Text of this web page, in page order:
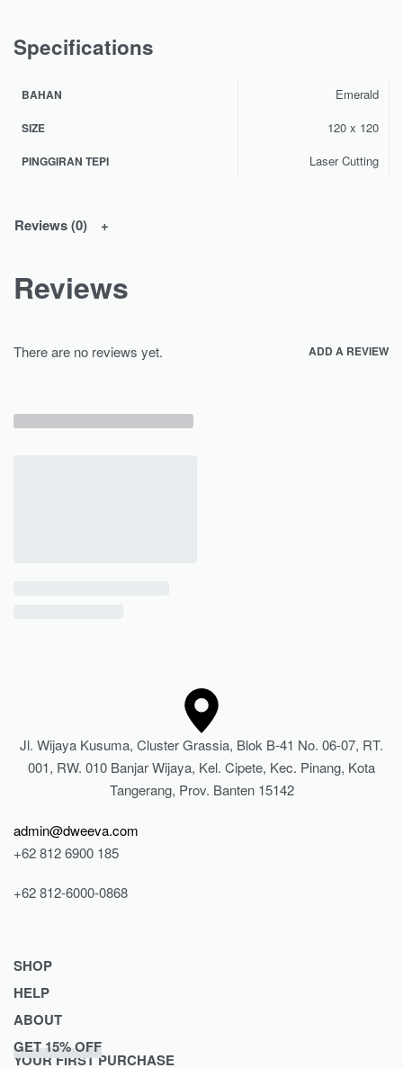
Specifications
BAHAN Emerald
SIZE 120 x 120
PINGGIRAN TEPI Laser Cutting
Reviews (0)
Reviews
There are no reviews yet. ADD A REVIEW
Jl. Wijaya Kusuma, Cluster Grassia, Blok B-41 No. 06-07, RT.
001, RW. 010 Banjar Wijaya, Kel. Cipete, Kec. Pinang, Kota
Tangerang, Prov. Banten 15142
admin@dweeva.com
+62 812 6900 185
+62 812-6000-0868
SHOP
Shop
Collections
Lookbook
HELP
Returns & Exchanges
Privacy Policy
ABOUT
Journal
GET 15% OFF
YOUR FIRST PURCHASE